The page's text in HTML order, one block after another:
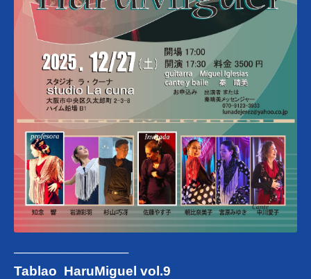
───────────────
Tablao HaruMiguel vol.9